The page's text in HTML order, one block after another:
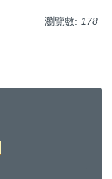
瀏覽數: 178